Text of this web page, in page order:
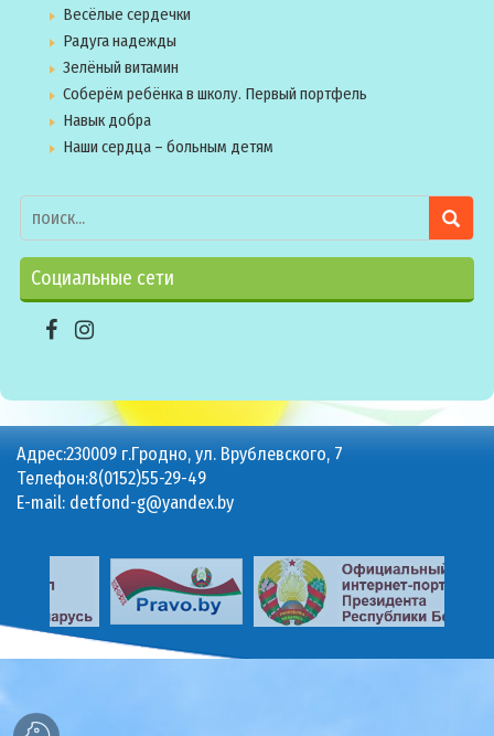
Весёлые сердечки
Радуга надежды
Зелёный витамин
Соберём ребёнка в школу. Первый портфель
Навык добра
Наши сердца – больным детям
Социальные сети
Адрес:230009 г.Гродно, ул. Врублевского, 7
Телефон:8(0152)55-29-49
E-mail: detfond-g@yandex.by